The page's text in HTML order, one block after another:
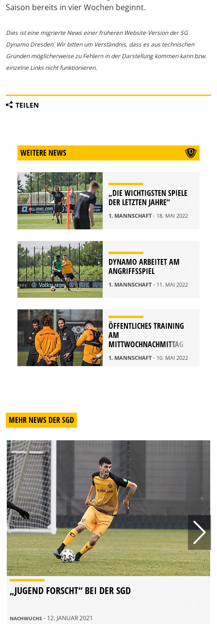
Saison bereits in vier Wochen beginnt.
Dies ist eine migrierte News einer früheren Website-Version der SG
Dynamo Dresden. Wir bitten um Verständnis, dass es aus technischen
Gründen möglicherweise zu Fehlern in der Darstellung kommen kann bzw.
einzelne Links nicht funktionieren.
TEILEN
WEITERE NEWS
„DIE WICHTIGSTEN SPIELE
DER LETZTEN JAHRE“
1. MANNSCHAFT- 18. MAI 2022
DYNAMO ARBEITET AM
ANGRIFFSSPIEL
1. MANNSCHAFT- 11. MAI 2022
ÖFFENTLICHES TRAINING
AM
MITTWOCHNACHMITTAG
1. MANNSCHAFT- 10. MAI 2022
MEHR NEWS DER SGD
„JUGEND FORSCHT“ BEI DER SGD
NACHWUCHS - 12. JANUAR 2021